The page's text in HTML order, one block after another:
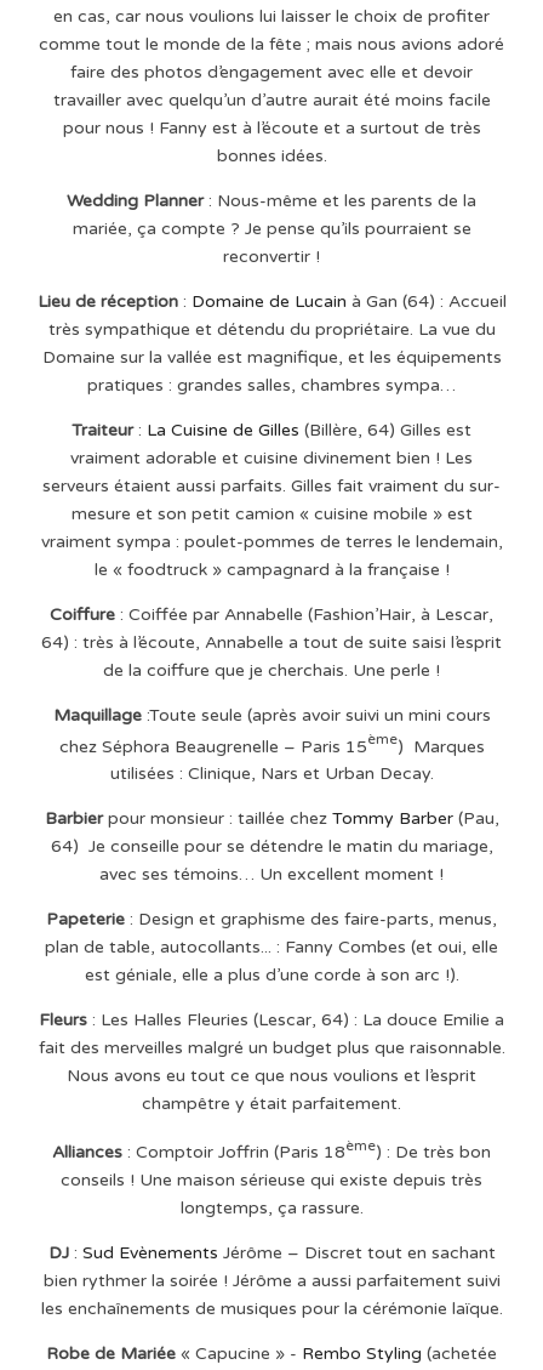
en cas, car nous voulions lui laisser le choix de profiter
comme tout le monde de la fête ; mais nous avions adoré
faire des photos d’engagement avec elle et devoir
travailler avec quelqu’un d’autre aurait été moins facile
pour nous ! Fanny est à l’écoute et a surtout de très
bonnes idées.
Wedding Planner: Nous-même et les parents de la
mariée, ça compte ? Je pense qu’ils pourraient se
reconvertir !
Lieu de réception: Domaine de Lucain à Gan (64) : Accueil
très sympathique et détendu du propriétaire. La vue du
Domaine sur la vallée est magnifique, et les équipements
pratiques : grandes salles, chambres sympa…
Traiteur: La Cuisine de Gilles (Billère, 64) Gilles est
vraiment adorable et cuisine divinement bien ! Les
serveurs étaient aussi parfaits. Gilles fait vraiment du sur-
mesure et son petit camion « cuisine mobile » est
vraiment sympa : poulet-pommes de terres le lendemain,
le « foodtruck » campagnard à la française !
Coiffure : Coiffée par Annabelle (Fashion’Hair, à Lescar,
64) : très à l’écoute, Annabelle a tout de suite saisi l’esprit
de la coiffure que je cherchais. Une perle !
Maquillage:Toute seule (après avoir suivi un mini cours
chez Séphora Beaugrenelle – Paris 15ème) Marques
utilisées : Clinique, Nars et Urban Decay.
Barbierpour monsieur : taillée chez Tommy Barber(Pau,
64) Je conseille pour se détendre le matin du mariage,
avec ses témoins… Un excellent moment !
Papeterie : Design et graphisme des faire-parts, menus,
plan de table, autocollants... : Fanny Combes (et oui, elle
est géniale, elle a plus d’une corde à son arc !).
Fleurs : Les Halles Fleuries (Lescar, 64) : La douce Emilie a
fait des merveilles malgré un budget plus que raisonnable.
Nous avons eu tout ce que nous voulions et l’esprit
champêtre y était parfaitement.
Alliances : Comptoir Joffrin (Paris 18ème) : De très bon
conseils ! Une maison sérieuse qui existe depuis très
longtemps, ça rassure.
DJ: Sud Evènements Jérôme – Discret tout en sachant
bien rythmer la soirée ! Jérôme a aussi parfaitement suivi
les enchaînements de musiques pour la cérémonie laïque.
Robe de Mariée « Capucine » - Rembo Styling (achetée